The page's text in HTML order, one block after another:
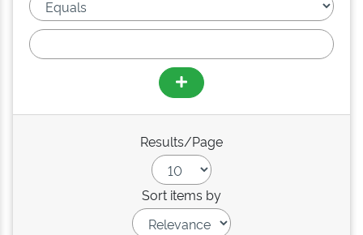
Results/Page
Sort items by